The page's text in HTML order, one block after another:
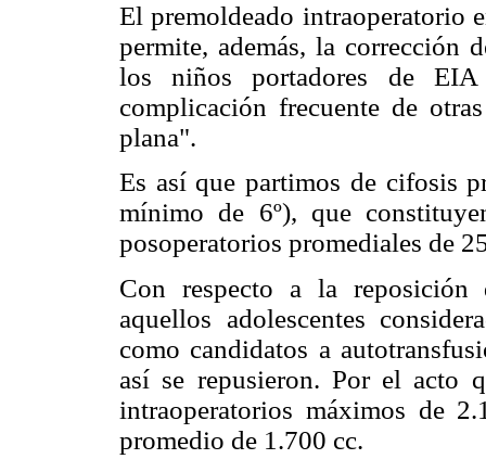
El premoldeado intraoperatorio
permite, además, la corrección
los niños portadores de
complicación frecuente de
plana".
Es así que partimos de cifosis
mínimo de 6º), que
posoperatorios promediales de
Con respecto a la reposición
aquellos adolescentes
como candidatos a
así se repusieron. Por el acto
intraoperatorios máximos de
promedio de 1.700 cc.